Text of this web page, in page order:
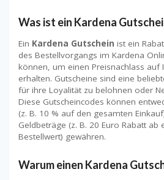
Was ist ein Kardena
Ein Kardena Gutschein ist ein
des Bestellvorgangs im Kardena
können, um einen Preisnachlass auf
erhalten. Gutscheine sind eine
für ihre Loyalität zu belohnen oder
Diese Gutscheincodes können
(z. B. 10 % auf den gesamten
Geldbeträge (z. B. 20 Euro Rabatt
Bestellwert) gewähren.
Warum einen Kardena